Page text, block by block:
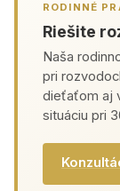
RODINNÉ
Riešite
Naša
pri
dieťaťom aj
situáciu pri